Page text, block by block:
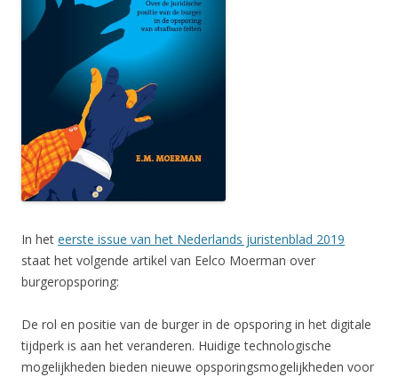
In het eerste issue van het Nederlands juristenblad 2019
staat het volgende artikel van Eelco Moerman over
burgeropsporing:
De rol en positie van de burger in de opsporing in het digitale
tijdperk is aan het veranderen. Huidige technologische
mogelijkheden bieden nieuwe opsporingsmogelijkheden voor